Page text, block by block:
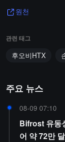
원천
관련 태그
후오비HTX
주요 뉴스
08-09 07:10
Bifrost 유동
어 약 72만